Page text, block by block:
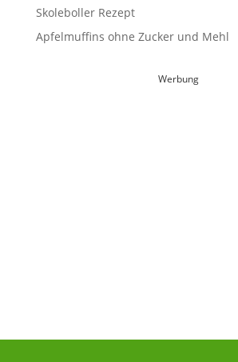
Skoleboller Rezept
Apfelmuffins ohne Zucker und Mehl
Werbung